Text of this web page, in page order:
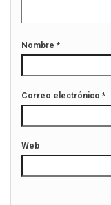
e
n
u
n
v
n
t
a
a
u
e
a
r
u
a
e
n
t
n
u
v
Nombre *
Correo electrónico *
Web